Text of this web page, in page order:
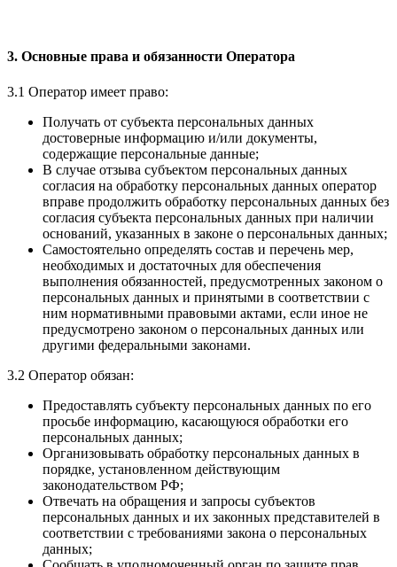
3. Основные права и обязанности Оператора
3.1 Оператор имеет право:
Получать от субъекта персональных данных
достоверные информацию и/или документы,
содержащие персональные данные;
В случае отзыва субъектом персональных данных
согласия на обработку персональных данных оператор
вправе продолжить обработку персональных данных без
согласия субъекта персональных данных при наличии
оснований, указанных в законе о персональных данных;
Самостоятельно определять состав и перечень мер,
необходимых и достаточных для обеспечения
выполнения обязанностей, предусмотренных законом о
персональных данных и принятыми в соответствии с
ним нормативными правовыми актами, если иное не
предусмотрено законом о персональных данных или
другими федеральными законами.
3.2 Оператор обязан:
Предоставлять субъекту персональных данных по его
просьбе информацию, касающуюся обработки его
персональных данных;
Организовывать обработку персональных данных в
порядке, установленном действующим
законодательством РФ;
Отвечать на обращения и запросы субъектов
персональных данных и их законных представителей в
соответствии с требованиями закона о персональных
данных;